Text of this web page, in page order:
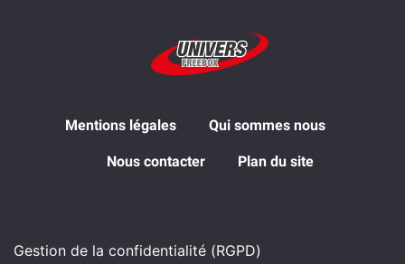
Mentions légales Qui sommes nous
Nous contacter Plan du site
Gestion de la confidentialité (RGPD)